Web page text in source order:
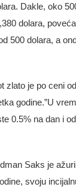
Dakle, oko
dolara,
500 dolara, a
zlato je po ceni
godine.”U
0.5% na dan i
Saks je
svoju